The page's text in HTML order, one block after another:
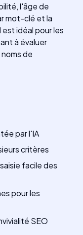
l'âge de
mot-clé et la
idéal pour les
à évaluer
de
par l'IA
critères
facile des
pour les
SEO